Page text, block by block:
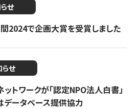
せ
2024で企画大賞を受賞しました
らせ
トワークが「認定NPO法人白書」
データベース提供協力